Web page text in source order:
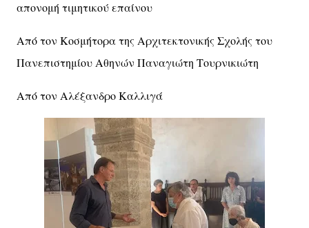
απονομή τιμητικού επαίνου
Από τον Κοσμήτορα της Αρχιτεκτονικής Σχολής του
Πανεπιστημίου Αθηνών Παναγιώτη Τουρνικιώτη
Από τον Αλέξανδρο Καλλιγά